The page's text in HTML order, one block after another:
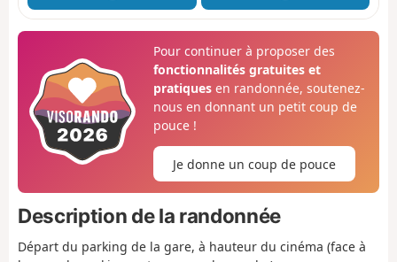
Pour continuer à proposer des
fonctionnalités gratuites et
pratiquesen randonnée, soutenez-
nous en donnant un petit coup de
pouce !
Je donne un coup de pouce
Description de la randonnée
Départ du parking de la gare, à hauteur du cinéma (face à